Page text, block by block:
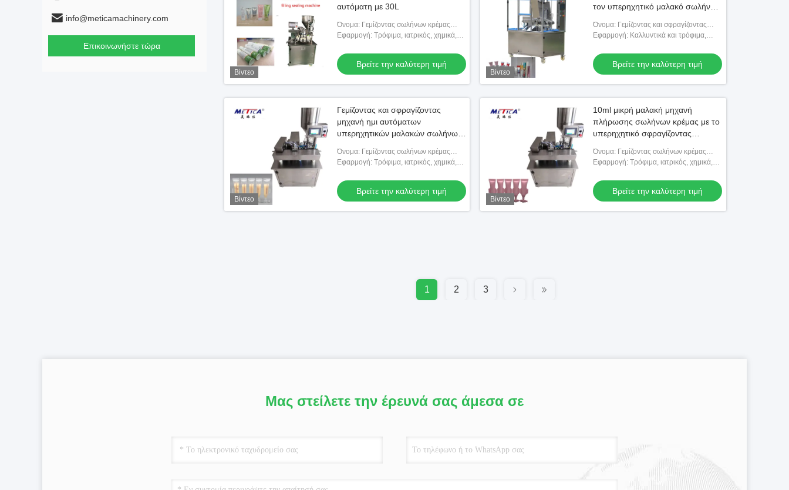
info@meticamachinery.com
Επικοινωνήστε τώρα
Βίντεο
αυτόματη με 30L
Όνομα: Γεμίζοντας σωλήνων κρέμας
χεριών υπερηχητική και σφραγίζοντας
Εφαρμογή: Τρόφιμα, ιατρικός, χημικά,
Βρείτε την καλύτερη τιμή
Βίντεο
τον υπερηχητικό μαλακό σωλήνα
Όνομα: Γεμίζοντας και σφραγίζοντας
μηχανή για πολλές χρήσεις χεριών
Εφαρμογή: Καλλυντικά και τρόφιμα,
Βρείτε την καλύτερη τιμή
Βίντεο
Γεμίζοντας και σφραγίζοντας
μηχανή ημι αυτόματων
υπερηχητικών μαλακών σωλήνων
μαλακού σωλήνα
Όνομα: Γεμίζοντας σωλήνων κρέμας
υπερηχητική και σφραγίζοντας μηχανή
Εφαρμογή: Τρόφιμα, ιατρικός, χημικά,
Βρείτε την καλύτερη τιμή
Βίντεο
10ml μικρή μαλακή μηχανή
πλήρωσης σωλήνων κρέμας με το
υπερηχητικό σφραγίζοντας
Όνομα: Γεμίζοντας σωλήνων κρέμας
υπερηχητική και σφραγίζοντας μηχανή
Εφαρμογή: Τρόφιμα, ιατρικός, χημικά,
Βρείτε την καλύτερη τιμή
1 2 3
Μας στείλετε την έρευνά σας άμεσα σε